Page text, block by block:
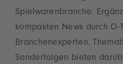
Spielwarenbranche.
kompakten News durch O-
Branchenexperten.
Sonderfolgen bieten